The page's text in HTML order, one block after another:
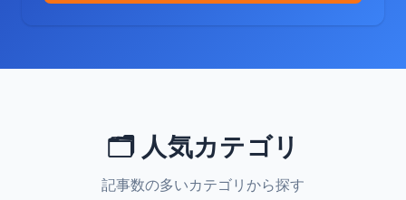
🗂️ 人気カテゴリ
記事数の多いカテゴリから探す